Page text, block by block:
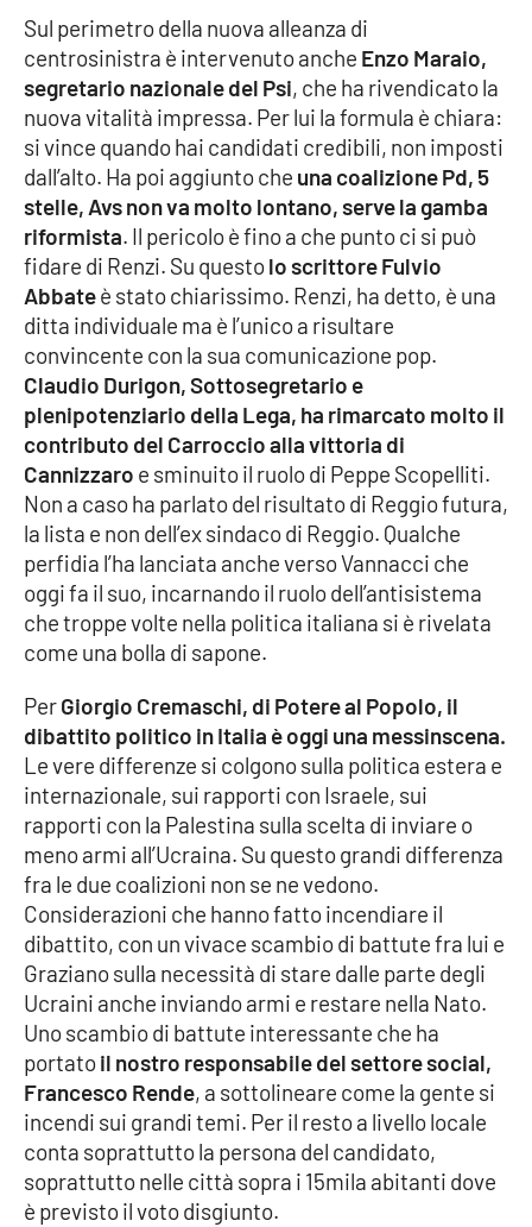
APP
Android
Apple
Sul perimetro della nuova alleanza di
centrosinistra è intervenuto anche Enzo Maraio,
segretario nazionale del Psi, che ha rivendicato la
nuova vitalità impressa. Per lui la formula è chiara:
si vince quando hai candidati credibili, non imposti
dall’alto. Ha poi aggiunto che una coalizione Pd, 5
stelle, Avs non va molto lontano, serve la gamba
riformista. Il pericolo è fino a che punto ci si può
fidare di Renzi. Su questolo scrittore Fulvio
Abbateè stato chiarissimo. Renzi, ha detto, è una
ditta individuale ma è l’unico a risultare
convincente con la sua comunicazione pop.
Claudio Durigon, Sottosegretario e
plenipotenziario della Lega, ha rimarcato molto il
contributo del Carroccio alla vittoria di
Cannizzaro e sminuito il ruolo di Peppe Scopelliti.
Non a caso ha parlato del risultato di Reggio futura,
la lista e non dell’ex sindaco di Reggio. Qualche
perfidia l’ha lanciata anche verso Vannacci che
oggi fa il suo, incarnando il ruolo dell’antisistema
che troppe volte nella politica italiana si è rivelata
come una bolla di sapone.
PerGiorgio Cremaschi, di Potere al Popolo, il
dibattito politico in Italia è oggi una messinscena.
Le vere differenze si colgono sulla politica estera e
internazionale, sui rapporti con Israele, sui
rapporti con la Palestina sulla scelta di inviare o
meno armi all’Ucraina. Su questo grandi differenza
fra le due coalizioni non se ne vedono.
Considerazioni che hanno fatto incendiare il
dibattito, con un vivace scambio di battute fra lui e
Graziano sulla necessità di stare dalle parte degli
Ucraini anche inviando armi e restare nella Nato.
Uno scambio di battute interessante che ha
portatoil nostro responsabile del settore social,
Francesco Rende, a sottolineare come la gente si
incendi sui grandi temi. Per il resto a livello locale
conta soprattutto la persona del candidato,
soprattutto nelle città sopra i 15mila abitanti dove
è previsto il voto disgiunto.